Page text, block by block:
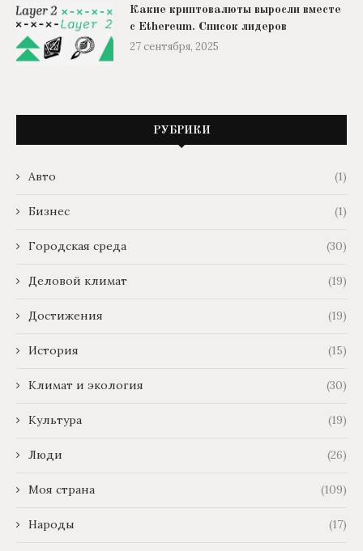
Какие криптовалюты выросли вместе
с Ethereum. Список лидеров
27 сентября, 2025
РУБРИКИ
Авто (1)
Бизнес (1)
Городская среда (30)
Деловой климат (19)
Достижения (19)
История (15)
Климат и экология (30)
Культура (19)
Люди (26)
Моя страна (109)
Народы (17)